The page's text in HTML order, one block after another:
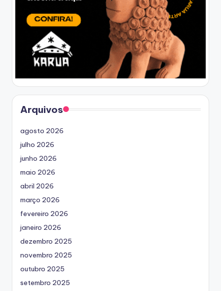
Arquivos
agosto 2026
julho 2026
junho 2026
maio 2026
abril 2026
março 2026
fevereiro 2026
janeiro 2026
dezembro 2025
novembro 2025
outubro 2025
setembro 2025